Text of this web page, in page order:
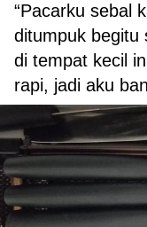
“Pacarku sebal
ditumpuk begitu
di tempat kecil
rapi, jadi aku